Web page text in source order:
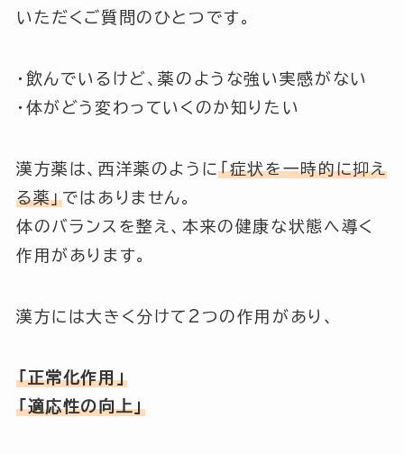
いただくご質問のひとつです。
・飲んでいるけど、薬のような強い実感がない
・体がどう変わっていくのか知りたい
漢方薬は、西洋薬のように「症状を一時的に抑え
る薬」ではありません。
体のバランスを整え、本来の健康な状態へ導く
作用があります。
漢方には大きく分けて2つの作用があり、
「正常化作用」
「適応性の向上」